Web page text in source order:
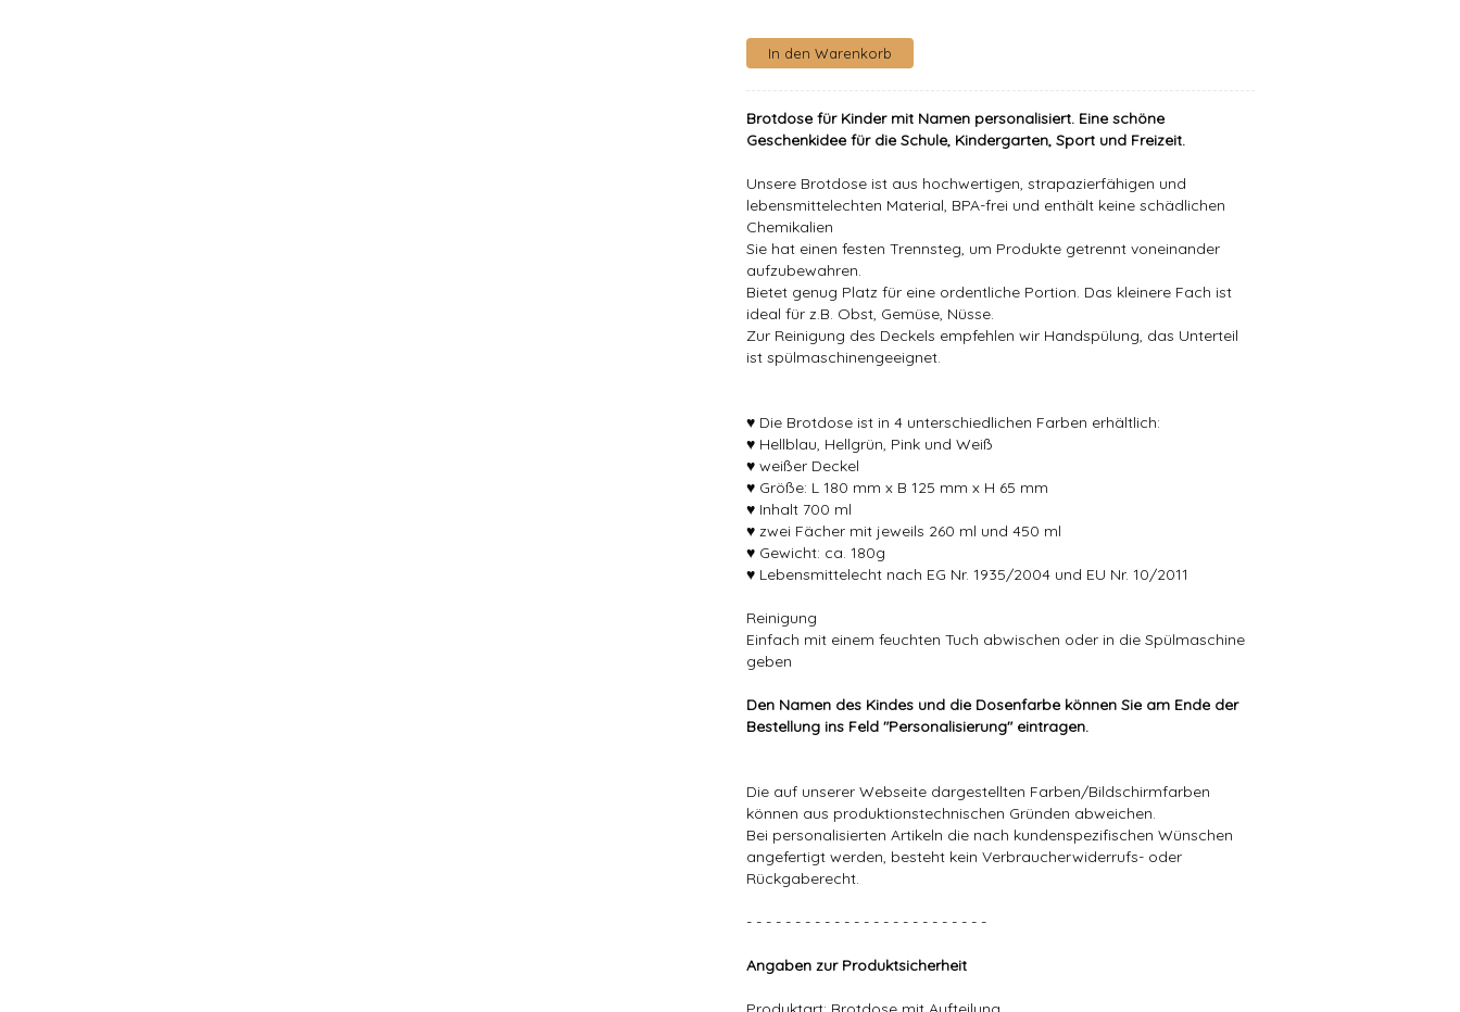
Brotdose für Kinder mit Namen personalisiert. Eine schöne
Geschenkidee für die Schule, Kindergarten, Sport und Freizeit.
Unsere Brotdose ist aus hochwertigen, strapazierfähigen und
lebensmittelechten Material, BPA-frei und enthält keine schädlichen
Chemikalien
Sie hat einen festen Trennsteg, um Produkte getrennt voneinander
aufzubewahren.
Bietet genug Platz für eine ordentliche Portion. Das kleinere Fach ist
ideal für z.B. Obst, Gemüse, Nüsse.
Zur Reinigung des Deckels empfehlen wir Handspülung, das Unterteil
ist spülmaschinengeeignet.
♥ Die Brotdose ist in 4 unterschiedlichen Farben erhältlich:
♥ Hellblau, Hellgrün, Pink und Weiß
♥ weißer Deckel
♥ Größe: L 180 mm x B 125 mm x H 65 mm
♥ Inhalt 700 ml
♥ zwei Fächer mit jeweils 260 ml und 450 ml
♥ Gewicht: ca. 180g
♥ Lebensmittelecht nach EG Nr. 1935/2004 und EU Nr. 10/2011
Reinigung
Einfach mit einem feuchten Tuch abwischen oder in die Spülmaschine
geben
Den Namen des Kindes und die Dosenfarbe können Sie am Ende der
Bestellung ins Feld "Personalisierung" eintragen.
Die auf unserer Webseite dargestellten Farben/Bildschirmfarben
können aus produktionstechnischen Gründen abweichen.
Bei personalisierten Artikeln die nach kundenspezifischen Wünschen
angefertigt werden, besteht kein Verbraucherwiderrufs- oder
Rückgaberecht.
- - - - - - - - - - - - - - - - - - - - - - - - -
Angaben zur Produktsicherheit